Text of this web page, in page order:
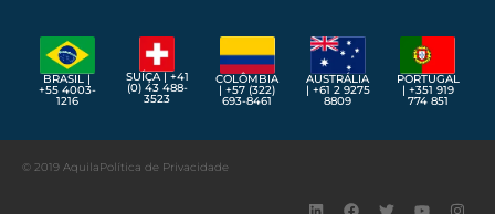
BRASIL |
+55 4003-
1216
SUÍÇA | +41
(0) 43 488-
3523
COLÔMBIA
| +57 (322)
693-8461
AUSTRÁLIA
| +61 2 9275
8809
PORTUGAL
| +351 919
774 851
© 2019 AquilaPolítica de Privacidade